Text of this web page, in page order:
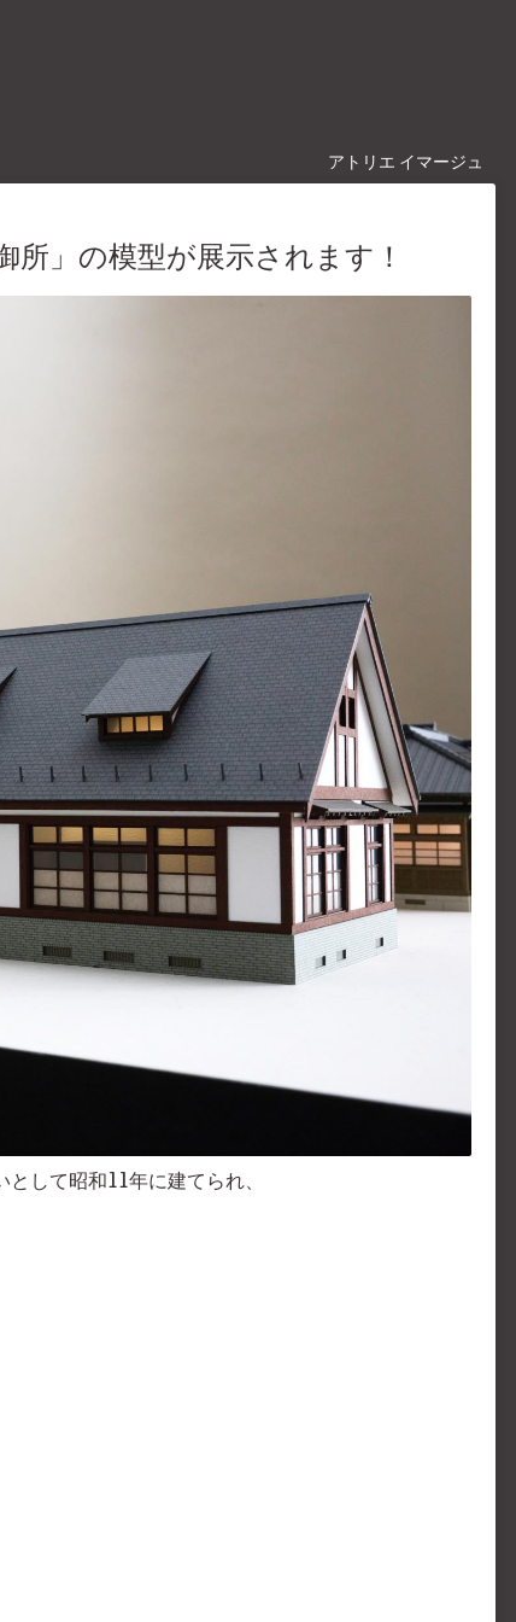
アトリエ イマージュ
」の模型が展示されます！
して昭和11年に建てられ、